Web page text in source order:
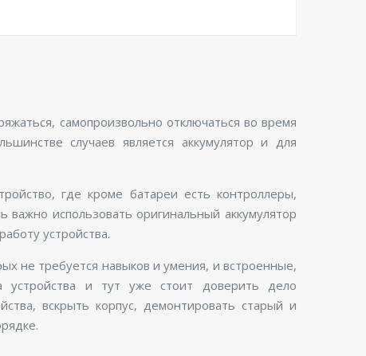
самопроизвольно отключаться во время
случаев является аккумулятор и для
где кроме батареи есть контроллеры,
использовать оригинальный аккумулятор
устройства.
не требуется навыков и умения, и встроенные,
устройства и тут уже стоит доверить дело
вскрыть корпус, демонтировать старый и